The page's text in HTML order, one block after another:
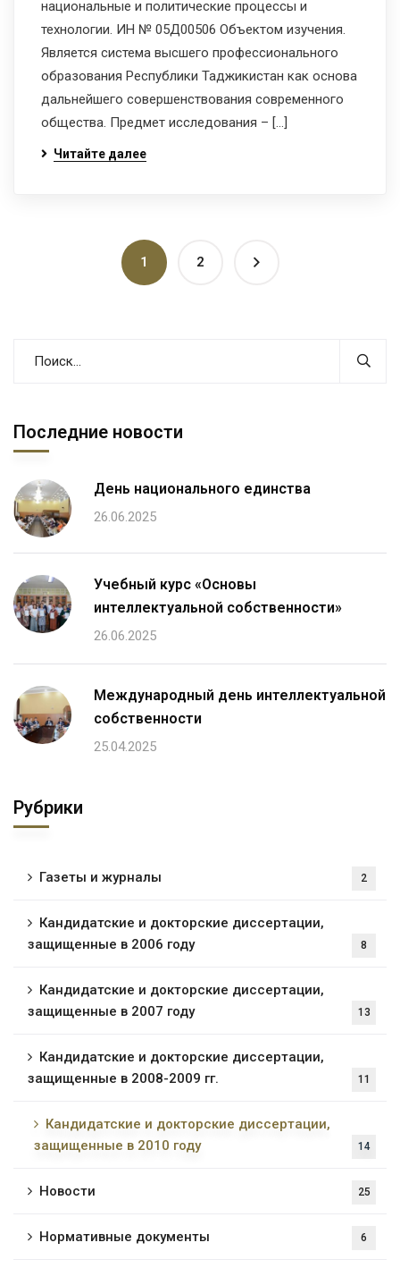
национальные и политические процессы и
технологии. ИН № 05Д00506 Объектом изучения.
Является система высшего профессионального
образования Республики Таджикистан как основа
дальнейшего совершенствования современного
общества. Предмет исследования – […]
Читайте далее
1 2
Последние новости
День национального единства
26.06.2025
Учебный курс «Основы
интеллектуальной собственности»
26.06.2025
Международный день интеллектуальной
собственности
25.04.2025
Рубрики
Газеты и журналы 2
Кандидатские и докторские диссертации,
защищенные в 2006 году
8
Кандидатские и докторские диссертации,
защищенные в 2007 году
13
Кандидатские и докторские диссертации,
защищенные в 2008-2009 гг.
11
Кандидатские и докторские диссертации,
защищенные в 2010 году
14
Новости 25
Нормативные документы 6